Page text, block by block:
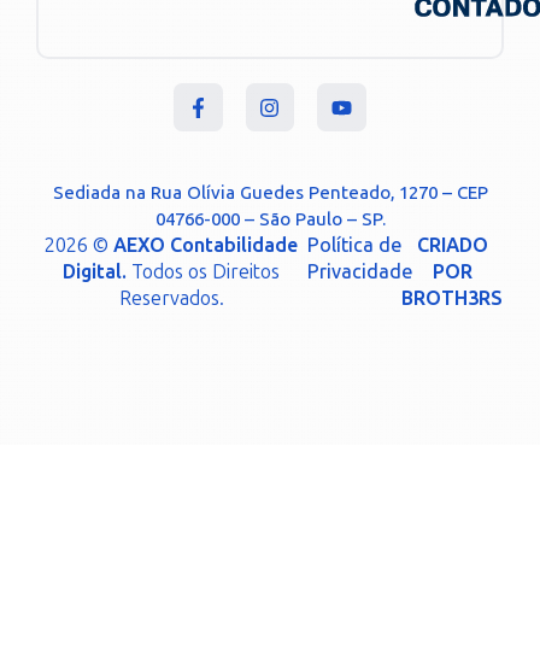
Sediada na Rua Olívia Guedes Penteado, 1270 – CEP
04766-000 – São Paulo – SP.
2026 ©AEXO Contabilidade
Digital. Todos os Direitos
Reservados.
Política de
Privacidade
CRIADO
POR
BROTH3RS